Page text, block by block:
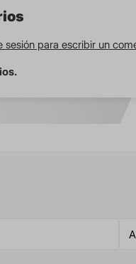
sesión para escribir un